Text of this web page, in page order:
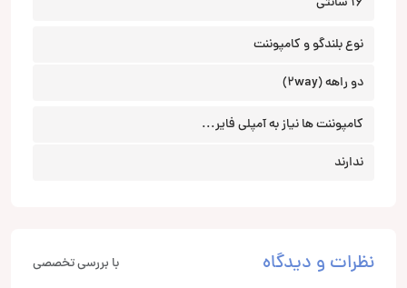
نوع بلندگو و کامپوننت
دو راهه (2way)
کامپوننت ها نیاز به آمپلی فایر...
ندارند
نظرات و دیدگاه با بررسی تخصصی